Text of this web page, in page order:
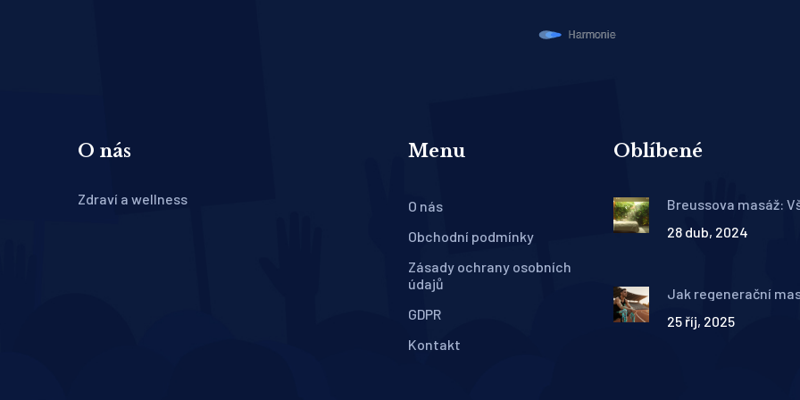
O nás
Zdraví a wellness
Menu
O nás
Obchodní podmínky
Zásady ochrany osobních
údajů
GDPR
Kontakt
Oblíbené
Breussova masáž:
léčebné technice
28 dub, 2024
Jak regenerační
výhody, techniky a
25 říj, 2025